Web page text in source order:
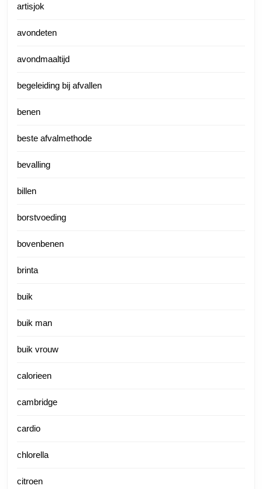
artisjok
avondeten
avondmaaltijd
begeleiding bij afvallen
benen
beste afvalmethode
bevalling
billen
borstvoeding
bovenbenen
brinta
buik
buik man
buik vrouw
calorieen
cambridge
cardio
chlorella
citroen